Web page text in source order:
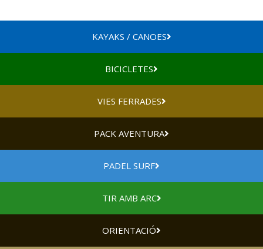
KAYAKS / CANOES
BICICLETES
VIES FERRADES
PACK AVENTURA
PADEL SURF
TIR AMB ARC
ORIENTACIÓ